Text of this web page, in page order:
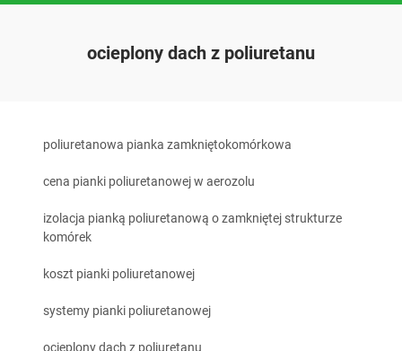
ocieplony dach z poliuretanu
poliuretanowa pianka zamkniętokomórkowa
cena pianki poliuretanowej w aerozolu
izolacja pianką poliuretanową o zamkniętej strukturze
komórek
koszt pianki poliuretanowej
systemy pianki poliuretanowej
ocieplony dach z poliuretanu